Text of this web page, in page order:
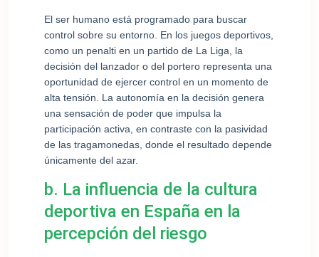
El ser humano está programado para buscar
control sobre su entorno. En los juegos deportivos,
como un penalti en un partido de La Liga, la
decisión del lanzador o del portero representa una
oportunidad de ejercer control en un momento de
alta tensión. La autonomía en la decisión genera
una sensación de poder que impulsa la
participación activa, en contraste con la pasividad
de las tragamonedas, donde el resultado depende
únicamente del azar.
b. La influencia de la cultura
deportiva en España en la
percepción del riesgo